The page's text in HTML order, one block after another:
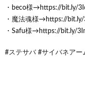
・beco様→https://bit.ly/
・魔法魂様→https://bit.ly/
・Safu様→https://bit.ly/
#ステサバ #サイバネアー